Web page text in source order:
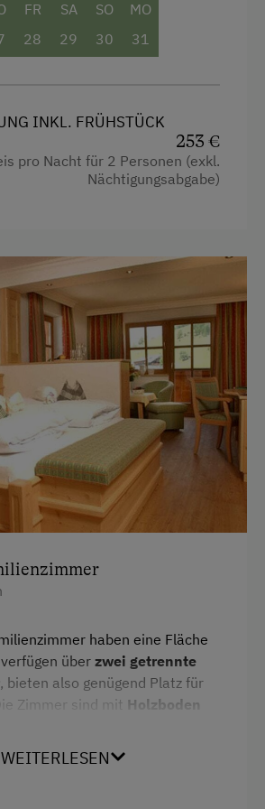
FR
28
SA
29
SO
30
MO
31
INKL. FRÜHSTÜCK
253 €
pro Nacht für 2 Personen (exkl.
Nächtigungsabgabe)
haben eine Fläche
über zwei getrennte
, bieten also genügend Platz für
Zimmer sind mit Holzboden
Sie dank
WEITERLESEN